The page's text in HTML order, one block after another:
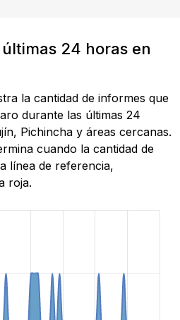
24 horas en
la cantidad de informes que
durante las últimas 24
Pichincha y áreas cercanas.
cuando la cantidad de
línea de referencia,
roja.